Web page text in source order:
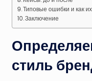
Типовые ошибки и как
Заключение
стиль